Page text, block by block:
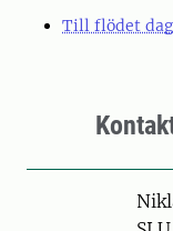
Till flödet
Person